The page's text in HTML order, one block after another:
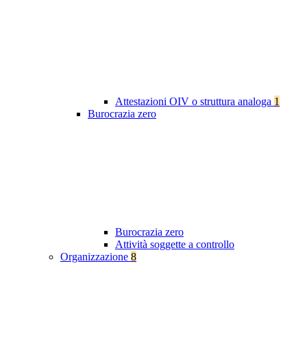
Attestazioni OIV o struttura analoga 1
Burocrazia zero
Burocrazia zero
Attività soggette a controllo
Organizzazione 8